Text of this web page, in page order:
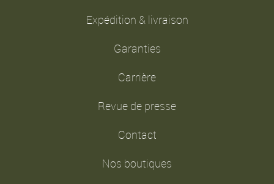
Expédition & livraison
Garanties
Carrière
Revue de presse
Contact
Nos boutiques